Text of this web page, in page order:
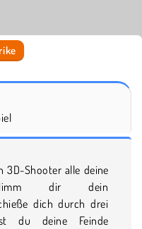
3D-Shooter alle deine
dir dein
dich durch drei
du deine Feinde